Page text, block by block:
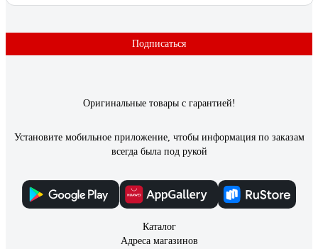
Подписаться
Оригинальные товары с гарантией!
Установите мобильное приложение, чтобы информация по заказам
всегда была под рукой
Каталог
Адреса магазинов